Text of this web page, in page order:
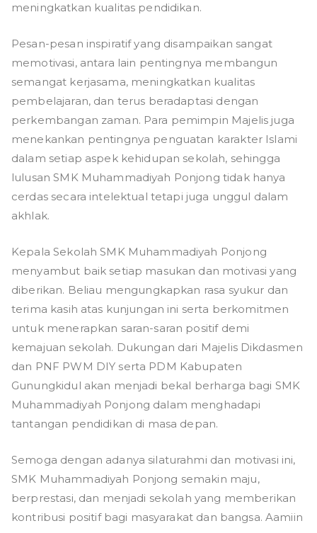
meningkatkan kualitas pendidikan.
Pesan-pesan inspiratif yang disampaikan sangat
memotivasi, antara lain pentingnya membangun
semangat kerjasama, meningkatkan kualitas
pembelajaran, dan terus beradaptasi dengan
perkembangan zaman. Para pemimpin Majelis juga
menekankan pentingnya penguatan karakter Islami
dalam setiap aspek kehidupan sekolah, sehingga
lulusan SMK Muhammadiyah Ponjong tidak hanya
cerdas secara intelektual tetapi juga unggul dalam
akhlak.
Kepala Sekolah SMK Muhammadiyah Ponjong
menyambut baik setiap masukan dan motivasi yang
diberikan. Beliau mengungkapkan rasa syukur dan
terima kasih atas kunjungan ini serta berkomitmen
untuk menerapkan saran-saran positif demi
kemajuan sekolah. Dukungan dari Majelis Dikdasmen
dan PNF PWM DIY serta PDM Kabupaten
Gunungkidul akan menjadi bekal berharga bagi SMK
Muhammadiyah Ponjong dalam menghadapi
tantangan pendidikan di masa depan.
Semoga dengan adanya silaturahmi dan motivasi ini,
SMK Muhammadiyah Ponjong semakin maju,
berprestasi, dan menjadi sekolah yang memberikan
kontribusi positif bagi masyarakat dan bangsa. Aamiin